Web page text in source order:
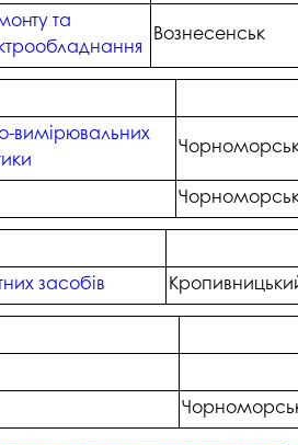
та
Вознесенськ
вимірювальних
засобів